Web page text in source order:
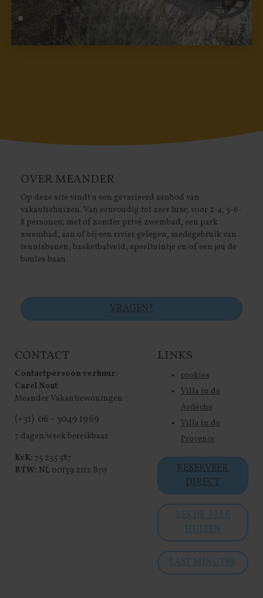
CONTACT
Contactpersoon verhuur:
Carel Nout
Meander Vakantiewoningen
(+31) 06 - 3049 1969
7 dagen/week bereikbaar
KvK: 75 235 587
BTW: NL 00139.2112 B70
OVER MEANDER
Op deze site vindt u een gevarieerd aanbod van
vakantiehuizen. Van eenvoudig tot zeer luxe; voor 2-4, 5-6-
8 personen; met of zonder privé zwembad, een park
zwembad, aan of bij een rivier gelegen, medegebruik van
tennisbanen, basketbalveld, speeltuintje en/of een jeu de
boules baan.
VRAGEN?
LINKS
cookies
Villa in de
Ardèche
Villa in de
Provence
RESERVEER
DIRECT
BEKIJK ALLE
HUIZEN
LAST MINUTES